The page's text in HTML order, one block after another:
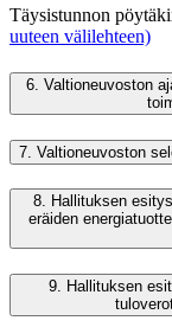
Täysistunnon
uuteen välilehteen)
6. Valtioneuvoston
7. Valtioneuvoston
8. Hallituksen
eräiden
9. Hallituksen